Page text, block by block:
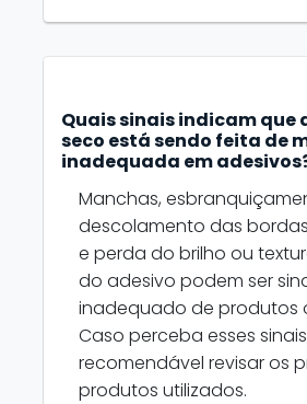
Quais sinais indicam que
seco está sendo feita de
inadequada em
Manchas,
descolamento das
e perda do brilho ou
do adesivo podem ser
inadequado de produtos
Caso perceba esses
recomendável revisar os
produtos utilizados.